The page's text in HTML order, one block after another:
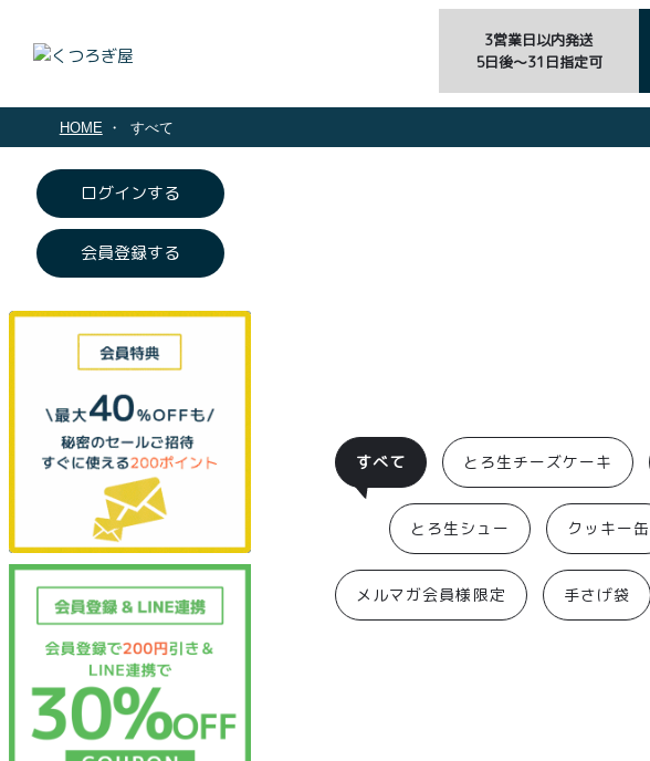
3営業日以内発送
5日後〜31日指定可
HOME すべて
すべて とろ生チーズケーキ
とろ生シュー クッキー缶
メルマガ会員様限定 手さげ袋
ログインする
会員登録する